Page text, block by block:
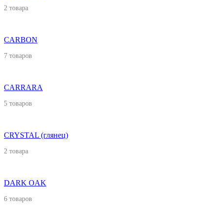
2 товара
CARBON
7 товаров
CARRARA
5 товаров
CRYSTAL (глянец)
2 товара
DARK OAK
6 товаров